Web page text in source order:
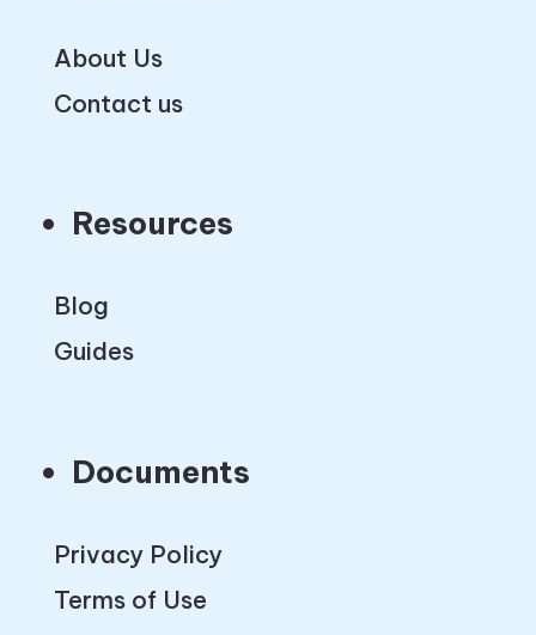
About Us
Contact us
Resources
Blog
Guides
Documents
Privacy Policy
Terms of Use